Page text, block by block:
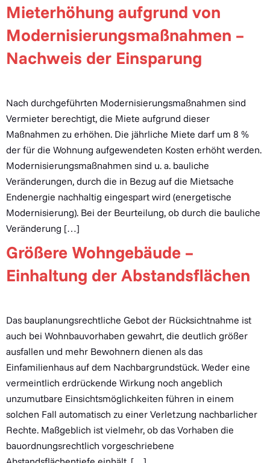
Mieterhöhung aufgrund von
Modernisierungsmaßnahmen –
Nachweis der Einsparung
Nach durchgeführten Modernisierungsmaßnahmen sind
Vermieter berechtigt, die Miete aufgrund dieser
Maßnahmen zu erhöhen. Die jährliche Miete darf um 8 %
der für die Wohnung aufgewendeten Kosten erhöht werden.
Modernisierungsmaßnahmen sind u. a. bauliche
Veränderungen, durch die in Bezug auf die Mietsache
Endenergie nachhaltig eingespart wird (energetische
Modernisierung). Bei der Beurteilung, ob durch die bauliche
Veränderung […]
Größere Wohngebäude –
Einhaltung der Abstandsflächen
Das bauplanungsrechtliche Gebot der Rücksichtnahme ist
auch bei Wohnbauvorhaben gewahrt, die deutlich größer
ausfallen und mehr Bewohnern dienen als das
Einfamilienhaus auf dem Nachbargrundstück. Weder eine
vermeintlich erdrückende Wirkung noch angeblich
unzumutbare Einsichtsmöglichkeiten führen in einem
solchen Fall automatisch zu einer Verletzung nachbarlicher
Rechte. Maßgeblich ist vielmehr, ob das Vorhaben die
bauordnungsrechtlich vorgeschriebene